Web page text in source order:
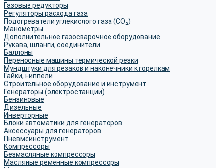
Газовые редукторы
Регуляторы расхода газа
Подогреватели углекислого газа (CO₂)
Манометры
Дополнительное газосварочное оборудование
Рукава, шланги, соединители
Баллоны
Переносные машины термической резки
Мундштуки для резаков и наконечники к горелкам
Гайки, ниппели
Строительное оборудование и инструмент
Генераторы (электростанции)
Бензиновые
Дизельные
Инверторные
Блоки автоматики для генераторов
Аксессуары для генераторов
Пневмоинструмент
Компрессоры
Безмасляные компрессоры
Масляные ременные компрессоры